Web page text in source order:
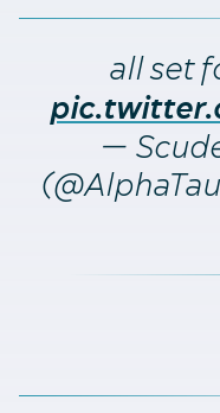
all set
—